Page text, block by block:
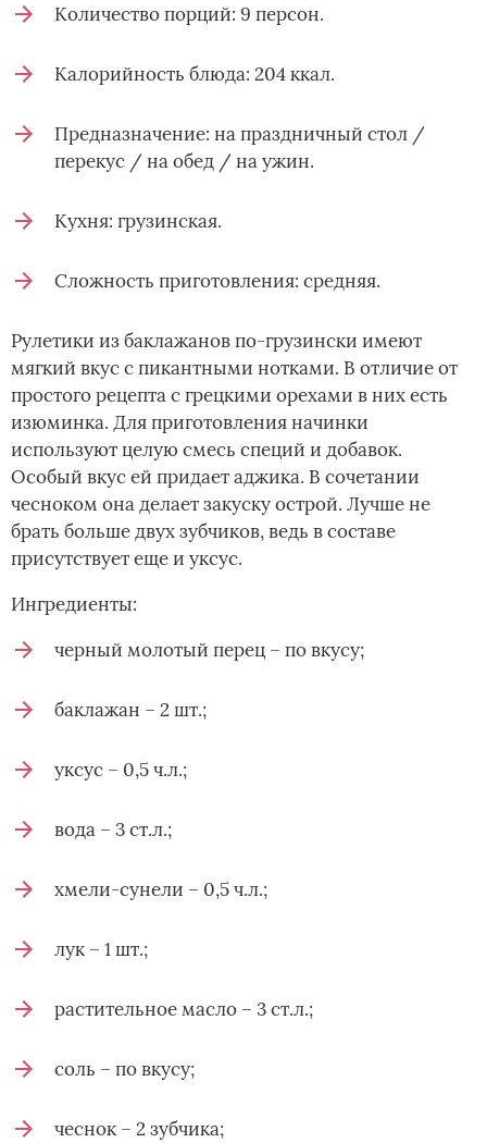
Количество порций: 9 персон.
Калорийность блюда: 204 ккал.
Предназначение: на праздничный стол /
перекус / на обед / на ужин.
Кухня: грузинская.
Сложность приготовления: средняя.
Рулетики из баклажанов по-грузински имеют
мягкий вкус с пикантными нотками. В отличие от
простого рецепта с грецкими орехами в них есть
изюминка. Для приготовления начинки
используют целую смесь специй и добавок.
Особый вкус ей придает аджика. В сочетании
чесноком она делает закуску острой. Лучше не
брать больше двух зубчиков, ведь в составе
присутствует еще и уксус.
Ингредиенты:
черный молотый перец – по вкусу;
баклажан – 2 шт.;
уксус – 0,5 ч.л.;
вода – 3 ст.л.;
хмели-сунели – 0,5 ч.л.;
лук – 1 шт.;
растительное масло – 3 ст.л.;
соль – по вкусу;
чеснок – 2 зубчика;